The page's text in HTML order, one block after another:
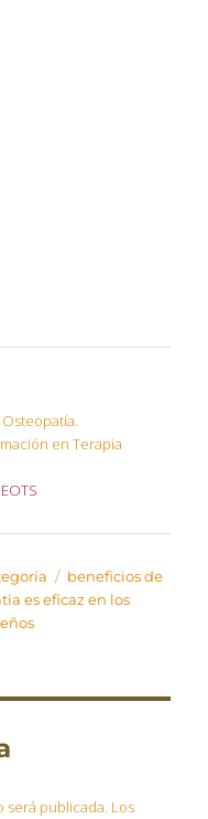
en Terapia
Etiquetas
beneficios de
es eficaz en los
publicada. Los